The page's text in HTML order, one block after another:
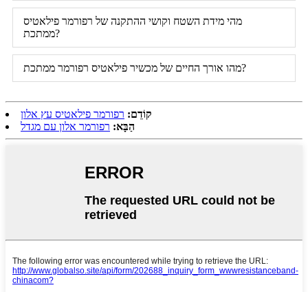
מהי מידת השטח וקושי ההתקנה של רפורמר פילאטיס
ממתכת?
מהו אורך החיים של מכשיר פילאטיס רפורמר ממתכת?
קוֹדֵם: רפורמר פילאטיס עץ אלון
הַבָּא: רפורמר אלון עם מגדל